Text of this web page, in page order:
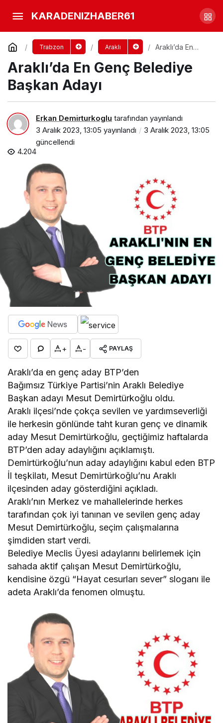
KARADENIZHABER61
Trabzon Araklı
Araklı’da En
Başkan Adayı
Araklı’da En Genç Belediye
Başkan Adayı
Erkan Demirturkoglu tarafından yayınlandı
3 Aralık 2023, 13:05 yayınlandı
3 Aralık 2023, 13:05
güncellendi
4.204
+ - PAYLAŞ
Araklı’da en genç aday BTP’den
Bağımsız Türkiye Partisi’nin Araklı Belediye
Başkan adayı Mesut Demirtürkoğlu oldu.
Araklı ilçesi’nde çokça sevilen ve yardımseverliği
ile herkesin gönlünde taht kuran genç ve dinamik
aday Mesut Demirtürkoğlu, geçtiğimiz haftalarda
BTP’den aday adaylığını açıklamıştı.
Demirtürkoğlu’nun aday adaylığını kabul eden BTP
İl teşkilatı, Mesut Demirtürkoğlu’nu Araklı
ilçesinden aday gösterdiğini açıkladı.
Araklı’nın Merkez ve mahallelerinde herkes
tarafından çok iyi tanınan ve sevilen genç aday
Mesut Demirtürkoğlu, seçim çalışmalarına
şimdiden start verdi.
Belediye Meclis Üyesi adaylarını belirlemek için
sahada aktif çalışan Mesut Demirtürkoğlu,
kendisine özgü “Hayat cesurları sever” sloganı ile
adeta Araklı’da fenomen olmuştu.
Araklı’da Demirtürkoğlu
RüzgarıYorum Yap Paylaş